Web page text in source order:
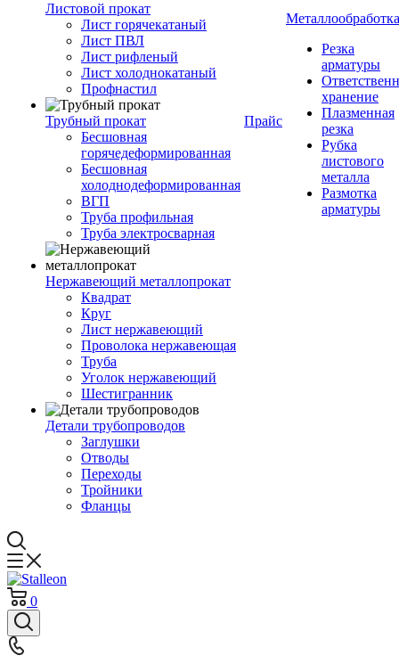
Листовой прокат
Лист горячекатаный
Лист ПВЛ
Лист рифленый
Лист холоднокатаный
Профнастил
Трубный прокат
Бесшовная
горячедеформированная
Бесшовная
холоднодеформированная
ВГП
Труба профильная
Труба электросварная
Нержавеющий металлопрокат
Квадрат
Круг
Лист нержавеющий
Проволока нержавеющая
Труба
Уголок нержавеющий
Шестигранник
Детали трубопроводов
Заглушки
Отводы
Переходы
Тройники
Фланцы
Прайс
Металлообработка
Резка
арматуры
хранение
Плазменная
резка
Рубка
листового
металла
Размотка
арматуры
0